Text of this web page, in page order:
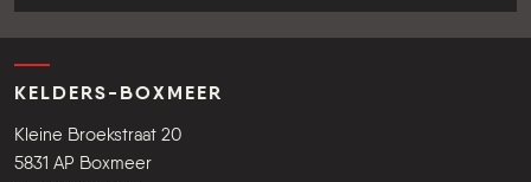
KELDERS-BOXMEER
Kleine Broekstraat 20
5831 AP Boxmeer